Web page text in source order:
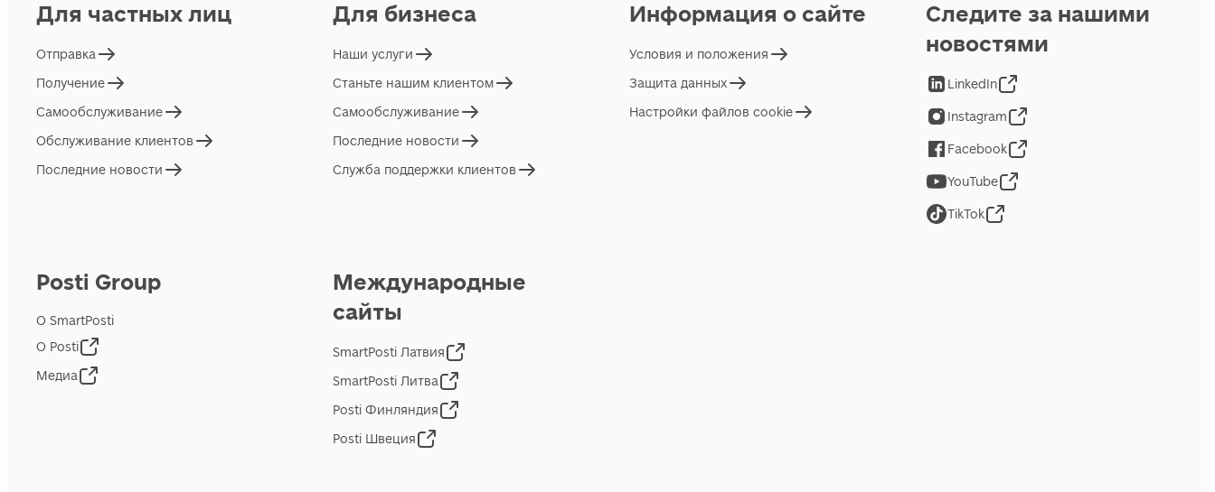
Для частных лиц
Отправка
Получение
Самообслуживание
Обслуживание клиентов
Последние новости
Для бизнеса
Наши услуги
Станьте нашим клиентом
Самообслуживание
Последние новости
Служба поддержки клиентов
Информация о сайте
Условия и положения
Защита данных
Настройки файлов cookie
Posti Group
О SmartPosti
О Posti
Медиа
Международные
сайты
SmartPosti Латвия
SmartPosti Литва
Posti Финляндия
Posti Швеция
Следите за нашими
новостями
LinkedIn
Instagram
Facebook
YouTube
TikTok